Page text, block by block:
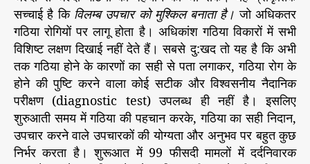
सच्चाई है कि विलम्ब उपचार को मुश्किल बनाता है। जो अधिकतर
गठिया रोगियों पर लागू होता है। अधिकांश गठिया विकारों में सभी
विशिष्ट लक्षण दिखाई नहीं देते हैं। सबसे दु:खद तो यह है कि अभी
तक गठिया होने के कारणों का सही से पता लगाकर, गठिया रोग के
होने की पुष्टि करने वाला कोई सटीक और विश्वसनीय नैदानिक
परीक्षण (diagnostic test) उपलब्ध ही नहीं है। इसलिए
शुरुआती समय में गठिया की पहचान करके, गठिया का सही निदान,
उपचार करने वाले उपचारकों की योग्यता और अनुभव पर बहुत कुछ
निर्भर करता है। शुरूआत में 99 फीसदी मामलों में दर्दनिवारक